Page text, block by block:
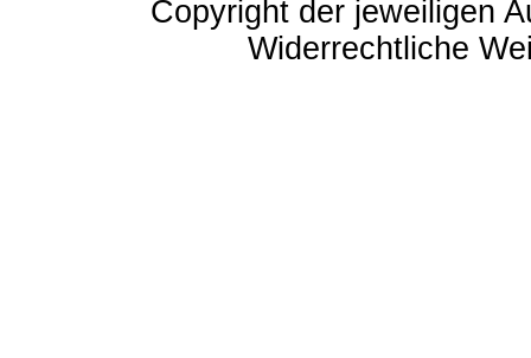
Copyright der jeweiligen
Widerrechtliche